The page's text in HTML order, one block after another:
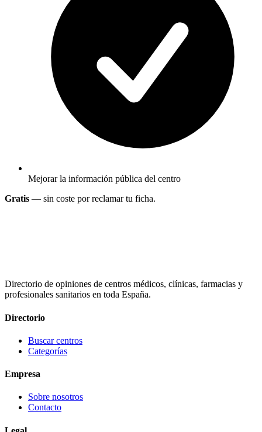
Mejorar la información pública del centro
Gratis — sin coste por reclamar tu ficha.
Directorio de opiniones de centros médicos, clínicas, farmacias y
profesionales sanitarios en toda España.
Directorio
Buscar centros
Categorías
Empresa
Sobre nosotros
Contacto